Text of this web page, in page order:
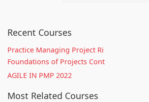
Recent Courses
Practice Managing Project Ri
Foundations of Projects Cont
AGILE IN PMP 2022
Most Related Courses